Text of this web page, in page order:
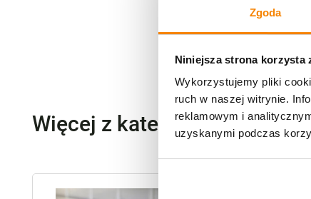
Zgoda
Niniejsza strona korzysta
Wykorzystujemy pliki
ruch w naszej witrynie.
reklamowym i
uzyskanymi podczas
Więcej z kategorii Kwiaty